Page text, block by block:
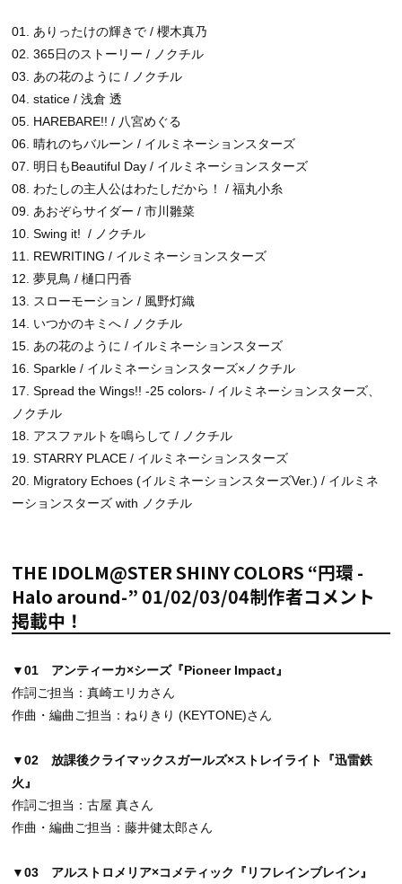
01.ありったけの輝きで /櫻木真乃
02.365日のストーリー / ノクチル
03.あの花のように / ノクチル
04.statice /浅倉 透
05. HAREBARE!! / 八宮めぐる
06.晴れのちバルーン / イルミネーションスターズ
07. 明日もBeautiful Day / イルミネーションスターズ
08.わたしの主人公はわたしだから！ /福丸小糸
09.あおぞらサイダー /市川雛菜
10.Swing it! / ノクチル
11. REWRITING / イルミネーションスターズ
12.夢見鳥 /樋口円香
13. スローモーション/ 風野灯織
14. いつかのキミへ / ノクチル
15.あの花のように / イルミネーションスターズ
16.Sparkle / イルミネーションスターズ×ノクチル
17.Spread the Wings!! -25 colors- / イルミネーションスターズ、
ノクチル
18. アスファルトを鳴らして / ノクチル
19. STARRY PLACE / イルミネーションスターズ
20. Migratory Echoes (イルミネーションスターズVer.) / イルミネ
ーションスターズ with ノクチル
THE IDOLM@STER SHINY COLORS “円環 -
Halo around-” 01/02/03/04制作者コメント
掲載中！
▼01 アンティーカ×シーズ『Pioneer Impact』
作詞ご担当：真崎エリカさん
作曲・編曲ご担当：ねりきり (KEYTONE)さん
▼02 放課後クライマックスガールズ×ストレイライト『迅雷鉄
火』
作詞ご担当：古屋 真さん
作曲・編曲ご担当：藤井健太郎さん
▼03 アルストロメリア×コメティック『リフレインブレイン』